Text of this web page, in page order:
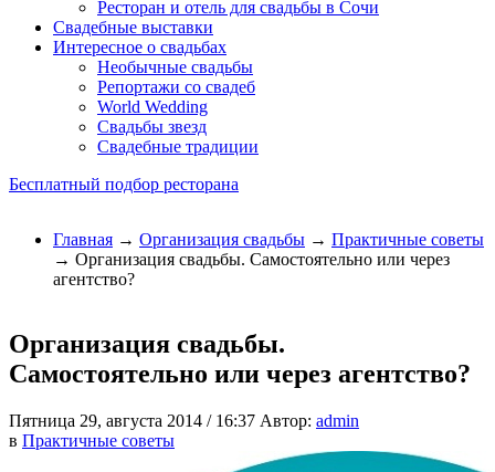
Ресторан и отель для свадьбы в Сочи
Свадебные выставки
Интересное о свадьбах
Необычные свадьбы
Репортажи со свадеб
World Wedding
Свадьбы звезд
Свадебные традиции
Бесплатный подбор ресторана
Главная → Организация свадьбы → Практичные советы
→ Организация свадьбы. Самостоятельно или через
агентство?
Организация свадьбы.
Самостоятельно или через агентство?
Пятница 29, августа 2014 / 16:37 Автор: admin
в Практичные советы